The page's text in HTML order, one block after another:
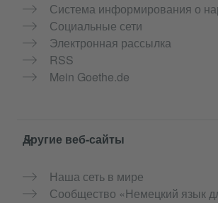
Система информирования о
Социальные сети
Электронная рассылка
RSS
Mein Goethe.de
Другие веб-сайты
Наша сеть в мире
Сообщество «Немецкий язык